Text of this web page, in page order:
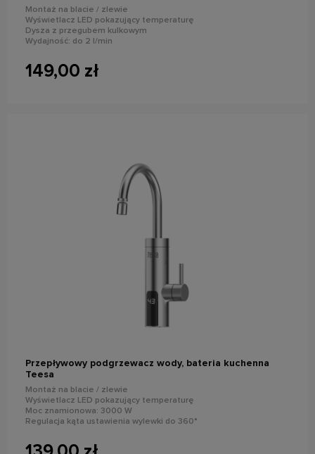
Montaż na blacie / zlewie
Wyświetlacz LED pokazujący temperaturę
Dysza z przegubem kulkowym
Wydajność: do 2 l/min
Stopień ochrony: IPX4
149,00 zł
Przepływowy podgrzewacz wody, bateria kuchenna
Teesa
Montaż na blacie / zlewie
Wyświetlacz LED pokazujący temperaturę
Moc znamionowa: 3000 W
Regulacja kąta ustawienia wylewki do 360°
powiadom o dostępności